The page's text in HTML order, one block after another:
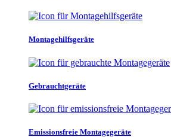
Montagehilfsgeräte
Gebrauchtgeräte
Emissionsfreie Montagegeräte